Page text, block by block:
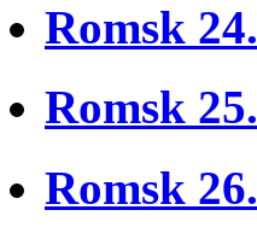
Romsk 24.
Romsk 25.
Romsk 26.